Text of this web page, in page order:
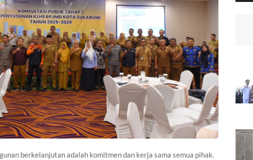
berkelanjutan adalah komitmen dan kerja sama semua pihak.